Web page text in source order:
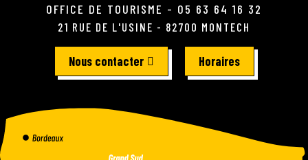
OFFICE DE TOURISME - 05 63 64 16 32
21 RUE DE L'USINE - 82700 MONTECH
Nous contacter Horaires